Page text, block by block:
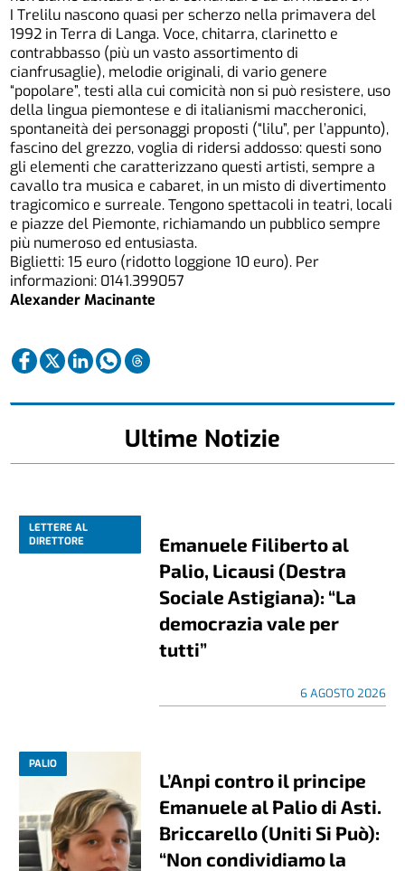
I Trelilu nascono quasi per scherzo nella primavera del
1992 in Terra di Langa. Voce, chitarra, clarinetto e
contrabbasso (più un vasto assortimento di
cianfrusaglie), melodie originali, di vario genere
“popolare”, testi alla cui comicità non si può resistere, uso
della lingua piemontese e di italianismi maccheronici,
spontaneità dei personaggi proposti (“lilu”, per l’appunto),
fascino del grezzo, voglia di ridersi addosso: questi sono
gli elementi che caratterizzano questi artisti, sempre a
cavallo tra musica e cabaret, in un misto di divertimento
tragicomico e surreale. Tengono spettacoli in teatri, locali
e piazze del Piemonte, richiamando un pubblico sempre
più numeroso ed entusiasta.
Biglietti: 15 euro (ridotto loggione 10 euro). Per
informazioni: 0141.399057
Alexander Macinante
Ultime Notizie
LETTERE AL
DIRETTORE
Emanuele Filiberto al
Palio, Licausi (Destra
Sociale Astigiana): “La
democrazia vale per
tutti”
6 AGOSTO 2026
PALIO
L’Anpi contro il principe
Emanuele al Palio di Asti.
Briccarello (Uniti Si Può):
“Non condividiamo la